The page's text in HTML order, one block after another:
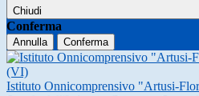
Chiudi
Conferma
Annulla Conferma
Istituto Onnicomprensivo "Artusi-